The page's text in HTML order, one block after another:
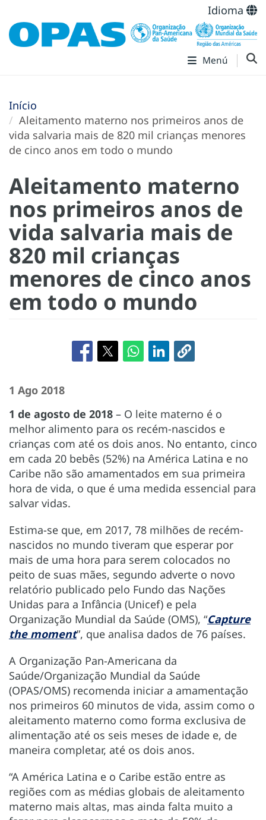
Idioma
Menú
Início
Aleitamento materno nos primeiros anos de
vida salvaria mais de 820 mil crianças menores
de cinco anos em todo o mundo
Aleitamento materno
nos primeiros anos de
vida salvaria mais de
820 mil crianças
menores de cinco anos
em todo o mundo
1 Ago 2018
1 de agosto de 2018 – O leite materno é o
melhor alimento para os recém-nascidos e
crianças com até os dois anos. No entanto, cinco
em cada 20 bebês (52%) na América Latina e no
Caribe não são amamentados em sua primeira
hora de vida, o que é uma medida essencial para
salvar vidas.
Estima-se que, em 2017, 78 milhões de recém-
nascidos no mundo tiveram que esperar por
mais de uma hora para serem colocados no
peito de suas mães, segundo adverte o novo
relatório publicado pelo Fundo das Nações
Unidas para a Infância (Unicef) e pela
Organização Mundial da Saúde (OMS), “Capture
the moment”, que analisa dados de 76 países.
A Organização Pan-Americana da
Saúde/Organização Mundial da Saúde
(OPAS/OMS) recomenda iniciar a amamentação
nos primeiros 60 minutos de vida, assim como o
aleitamento materno como forma exclusiva de
alimentação até os seis meses de idade e, de
maneira completar, até os dois anos.
“A América Latina e o Caribe estão entre as
regiões com as médias globais de aleitamento
materno mais altas, mas ainda falta muito a